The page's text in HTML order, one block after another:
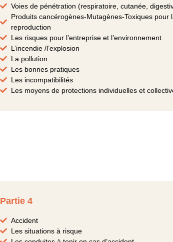
Voies de pénétration (respiratoire, cutanée,
Produits cancérogènes-Mutagènes-Toxiques pour
reproduction
Les risques pour l’entreprise et l’environnement
L’incendie /l’explosion
La pollution
Les bonnes pratiques
Les incompatibilités
Les moyens de protections individuelles et
Partie 4
Accident
Les situations à risque